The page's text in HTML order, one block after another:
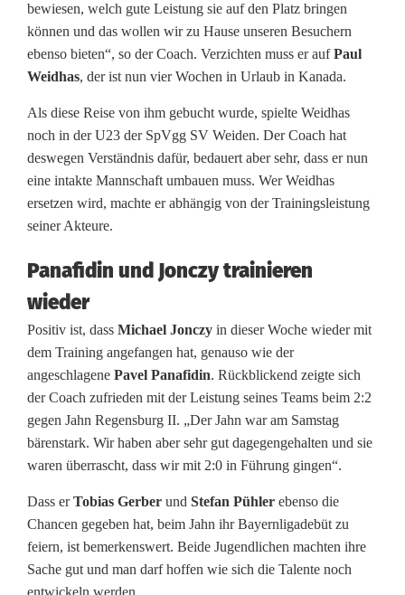
g
i
s
t
i
m
O
b
e
r
p
f
a
l
z
d
e
bewiesen, welch gute Leistung sie auf den Platz bringen
können und das wollen wir zu Hause unseren Besuchern
ebenso bieten“, so der Coach. Verzichten muss er aufPaul
Weidhas, der ist nun vier Wochen in Urlaub in Kanada.
Als diese Reise von ihm gebucht wurde, spielte Weidhas
noch in der U23 der SpVgg SV Weiden. Der Coach hat
deswegen Verständnis dafür, bedauert aber sehr, dass er nun
eine intakte Mannschaft umbauen muss. Wer Weidhas
ersetzen wird, machte er abhängig von der Trainingsleistung
seiner Akteure.
Panafidin und Jonczy trainieren
wieder
Positiv ist, dass Michael Jonczy in dieser Woche wieder mit
dem Training angefangen hat, genauso wie der
angeschlagene Pavel Panafidin. Rückblickend zeigte sich
der Coach zufrieden mit der Leistung seines Teams beim 2:2
gegen Jahn Regensburg II. „Der Jahn war am Samstag
bärenstark. Wir haben aber sehr gut dagegengehalten und sie
waren überrascht, dass wir mit 2:0 in Führung gingen“.
Dass erTobias Gerber und Stefan Pühler ebenso die
Chancen gegeben hat, beim Jahn ihr Bayernligadebüt zu
feiern, ist bemerkenswert. Beide Jugendlichen machten ihre
Sache gut und man darf hoffen wie sich die Talente noch
entwickeln werden.